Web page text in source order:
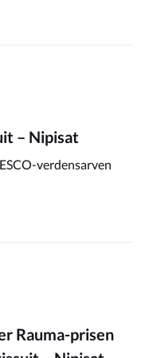
– Nipisat
verdensarven
Rauma-prisen